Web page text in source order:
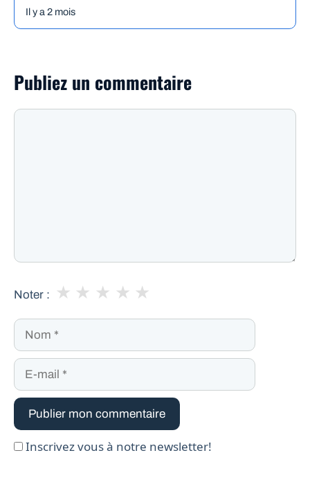
Il y a 2 mois
Publiez un commentaire
Commentaire
Noter : ★
★
★
★
★
Nom
E-
mail
Inscrivez vous à notre newsletter!